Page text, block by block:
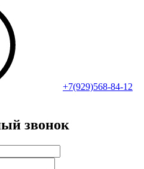
+7(929)568-84-12
звонок